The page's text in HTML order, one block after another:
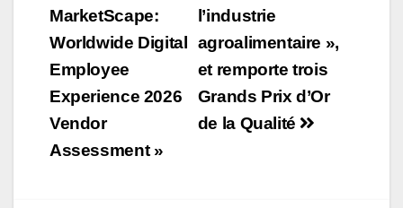
l’industrie
agroalimentaire »,
et remporte trois
Grands Prix d’Or
de la Qualité
MarketScape:
Worldwide Digital
Employee
Experience 2026
Vendor
Assessment »